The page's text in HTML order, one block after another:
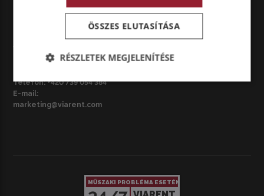
Národní třída 3687/42, 695 01
Telefon:+420 739 054 384
E-mail:
marketing@viarent.com
MŰSZAKI PROBLÉMA ESETÉN
ÖSSZES ELUTASÍTÁSA
RÉSZLETEK MEGJELENÍTÉSE